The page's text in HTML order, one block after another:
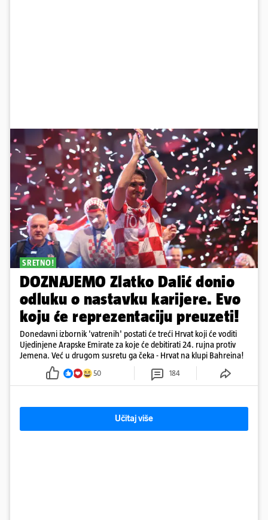
SRETNO!
DOZNAJEMO Zlatko Dalić donio
odluku o nastavku karijere. Evo
koju će reprezentaciju preuzeti!
Donedavni izbornik 'vatrenih' postati će treći Hrvat koji će voditi
Ujedinjene Arapske Emirate za koje će debitirati 24. rujna protiv
Jemena. Već u drugom susretu ga čeka - Hrvat na klupi Bahreina!
50 184
Učitaj više